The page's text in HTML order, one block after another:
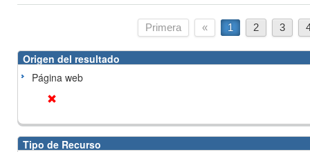
Primera « 1 2 3
Origen del resultado
Página web
Tipo de Recurso